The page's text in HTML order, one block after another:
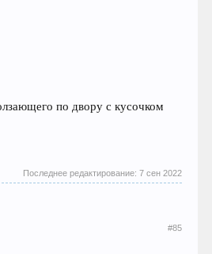
по двору с кусочком
Последнее редактирование: 7 сен 2022
#85